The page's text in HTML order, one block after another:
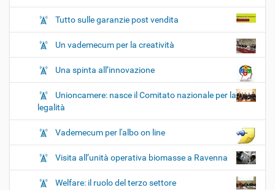
Tutto sulle garanzie post vendita
Un vademecum per la creatività
Una spinta all’innovazione
Unioncamere: nasce il Comitato nazionale per la
legalità
Vademecum per l'albo on line
Visita all’unità operativa biomasse a Ravenna
Welfare: il ruolo del terzo settore